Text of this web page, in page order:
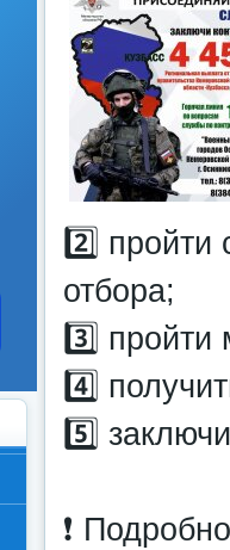
2️⃣ пройти
отбора;
3️⃣ пройти
4️⃣
5️⃣
❗️